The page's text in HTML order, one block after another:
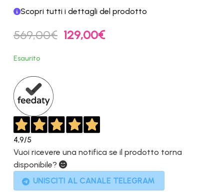
Scopri tutti i dettagli del prodotto
569,00€ Il
prezzo
129,00€Il
Esaurito
4,9/5
Vuoi ricevere una notifica se il prodotto torna
disponibile?
UNISCITI AL CANALE TELEGRAM